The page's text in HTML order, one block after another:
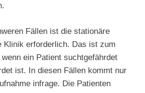
Fällen ist die stationäre
Klinik erforderlich. Das ist zum
ein Patient suchtgefährdet
ist. In diesen Fällen kommt nur
infrage. Die Patienten